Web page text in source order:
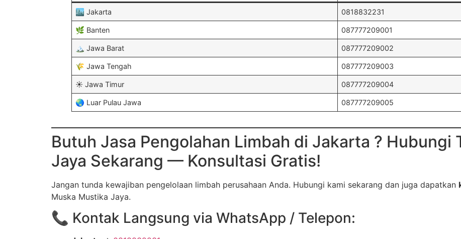
🏙️ Jakarta 0818832231
🌿 Banten 087777209001
🏔️ Jawa Barat 087777209002
🌾 Jawa Tengah 087777209003
☀️ Jawa Timur 087777209004
🌏 Luar Pulau Jawa 087777209005
Butuh Jasa Pengolahan Limbah di Jakarta ? Hubungi
Jaya Sekarang — Konsultasi Gratis!
Jangan tunda kewajiban pengelolaan limbah perusahaan Anda. Hubungi kami sekarang dan juga dapatkan
Muska Mustika Jaya.
📞 Kontak Langsung via WhatsApp / Telepon: